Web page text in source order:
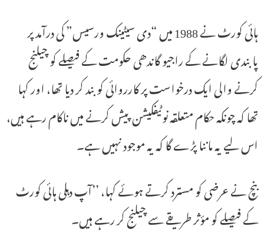
ہائی کورٹ نے 1988 میں “دی سیٹینک ورسیس” کی درآمد پر
پابندی لگانے کے راجیو گاندھی حکومت کے فیصلے کو چیلنج
کرنے والی ایک درخواست پر کارروائی کو بند کر دیا تھا، اور کہا
تھا کہ چونکہ حکام متعلقہ نوٹیفکیشن پیش کرنے میں ناکام رہے ہیں،
اس لیے یہ ماننا پڑے گا کہ یہ موجود نہیں ہے۔
بنچ نے عرضی کو مسترد کرتے ہوئے کہا، ’’آپ دہلی ہائی کورٹ
کے فیصلے کو مؤثر طریقے سے چیلنج کر رہے ہیں۔